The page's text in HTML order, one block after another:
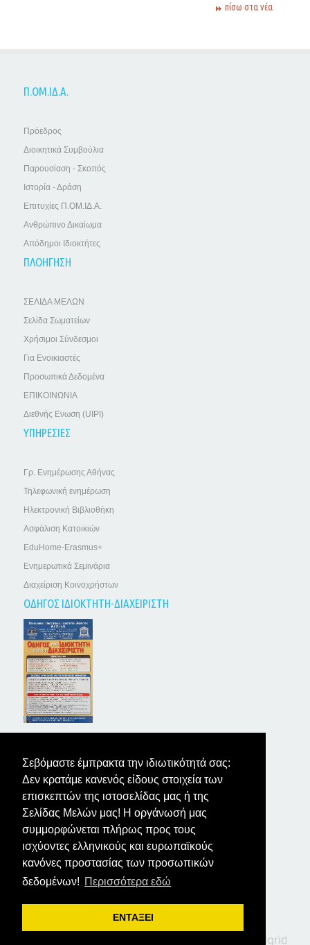
Σεβόμαστε έμπρακτα την ιδιωτικότητά σας:
Δεν κρατάμε κανενός είδους στοιχεία των
επισκεπτών της ιστοσελίδας μας ή της
Σελίδας Μελών μας! Η οργάνωσή μας
συμμορφώνεται πλήρως προς τους
ισχύοντες ελληνικούς και ευρωπαϊκούς
κανόνες προστασίας των προσωπικών
δεδομένων! Περισσότερα εδώ
ΕΝΤΑΞΕΙ
πίσω στα νέα
Π.ΟΜ.ΙΔ.Α.
Πρόεδρος
Διοικητικά Συμβούλια
Παρουσίαση - Σκοπός
Ιστορία - Δράση
Επιτυχίες Π.ΟΜ.ΙΔ.Α.
Ανθρώπινο Δικαίωμα
Απόδημοι Ιδιοκτήτες
ΠΛΟΗΓΗΣΗ
ΣΕΛΙΔΑ ΜΕΛΩΝ
Σελίδα Σωματείων
Χρήσιμοι Σύνδεσμοι
Για Ενοικιαστές
Προσωπικά Δεδομένα
ΕΠΙΚΟΙΝΩΝΙΑ
Διεθνής Ενωση (UIPI)
ΥΠΗΡΕΣΙΕΣ
Γρ. Ενημέρωσης Αθήνας
Τηλεφωνική ενημέρωση
Ηλεκτρονική Βιβλιοθήκη
Ασφάλιση Κατοικιών
EduHome-Erasmus+
Ενημερωτικά Σεμινάρια
Διαχείριση Κοινοχρήστων
ΟΔΗΓΟΣ ΙΔΙΟΚΤΗΤΗ-ΔΙΑΧΕΙΡΙΣΤΗ
ΤΑ ΝΕΑ ΤΩΝ ΙΔΙΟΚΤΗΤΩΝ
Σύνταξη κειμένων